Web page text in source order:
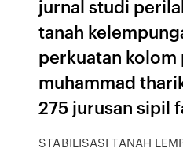
jurnal studi
tanah
perkuatan kolom
muhammad
275 jurusan sipil
STABILISASI TANAH